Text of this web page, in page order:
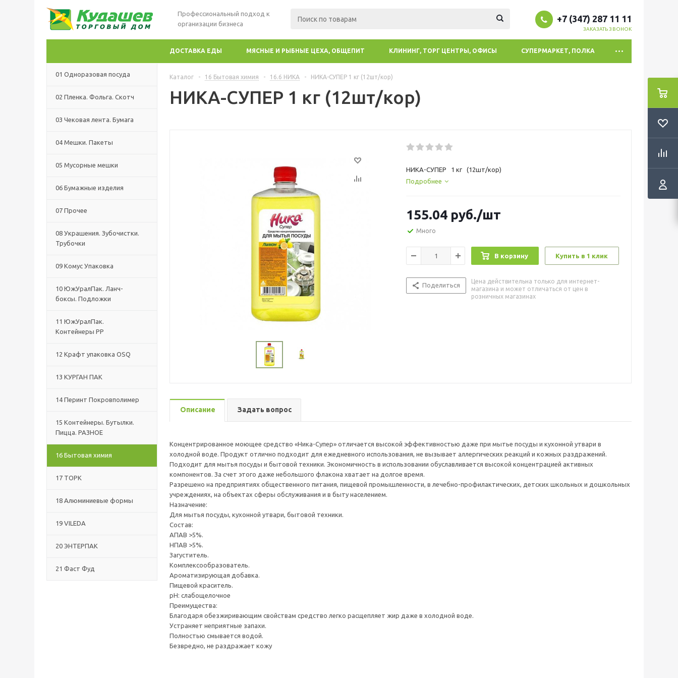
Профессиональный подход к
организации бизнеса
+7 (347) 287 11 11
ЗАКАЗАТЬ ЗВОНОК
ДОСТАВКА ЕДЫ МЯСНЫЕ И РЫБНЫЕ ЦЕХА, ОБЩЕПИТ КЛИНИНГ, ТОРГ ЦЕНТРЫ, ОФИСЫ СУПЕРМАРКЕТ, ПОЛКА
01 Одноразовая посуда
02 Пленка. Фольга. Скотч
03 Чековая лента. Бумага
04 Мешки. Пакеты
05 Мусорные мешки
06 Бумажные изделия
07 Прочее
08 Украшения. Зубочистки.
Трубочки
09 Комус Упаковка
10 ЮжУралПак. Ланч-
боксы. Подложки
11 ЮжУралПак.
Контейнеры РР
12 Крафт упаковка OSQ
13 КУРГАН ПАК
14 Перинт Покровполимер
15 Контейнеры. Бутылки.
Пицца. РАЗНОЕ
16 Бытовая химия
17 ТОРК
18 Алюминиевые формы
19 VILEDA
20 ЭНТЕРПАК
21 Фаст Фуд
Каталог - 16 Бытовая химия - 16.6 НИКА - НИКА-СУПЕР 1 кг (12шт/кор)
НИКА-СУПЕР 1 кг (12шт/кор)
НИКА-СУПЕР 1 кг (12шт/кор)
Подробнее
155.04 руб./шт
Много
В корзину Купить в 1 клик
Поделиться
Цена действительна только для интернет-
магазина и может отличаться от цен в
розничных магазинах
Описание Задать вопрос
Концентрированное моющее средство «Ника-Супер» отличается высокой эффективностью даже при мытье посуды и кухонной утвари в
холодной воде. Продукт отлично подходит для ежедневного использования, не вызывает аллергических реакций и кожных раздражений.
Подходит для мытья посуды и бытовой техники. Экономичность в использовании обуславливается высокой концентрацией активных
компонентов. За счет этого даже небольшого флакона хватает на долгое время.
Разрешено на предприятиях общественного питания, пищевой промышленности, в лечебно-профилактических, детских школьных и дошкольных
учреждениях, на объектах сферы обслуживания и в быту населением.
Назначение:
Для мытья посуды, кухонной утвари, бытовой техники.
Состав:
АПАВ >5%.
НПАВ >5%.
Загуститель.
Комплексообразователь.
Ароматизирующая добавка.
Пищевой краситель.
pH: слабощелочное
Преимущества:
Благодаря обезжиривающим свойствам средство легко расщепляет жир даже в холодной воде.
Устраняет неприятные запахи.
Полностью смывается водой.
Безвредно, не раздражает кожу